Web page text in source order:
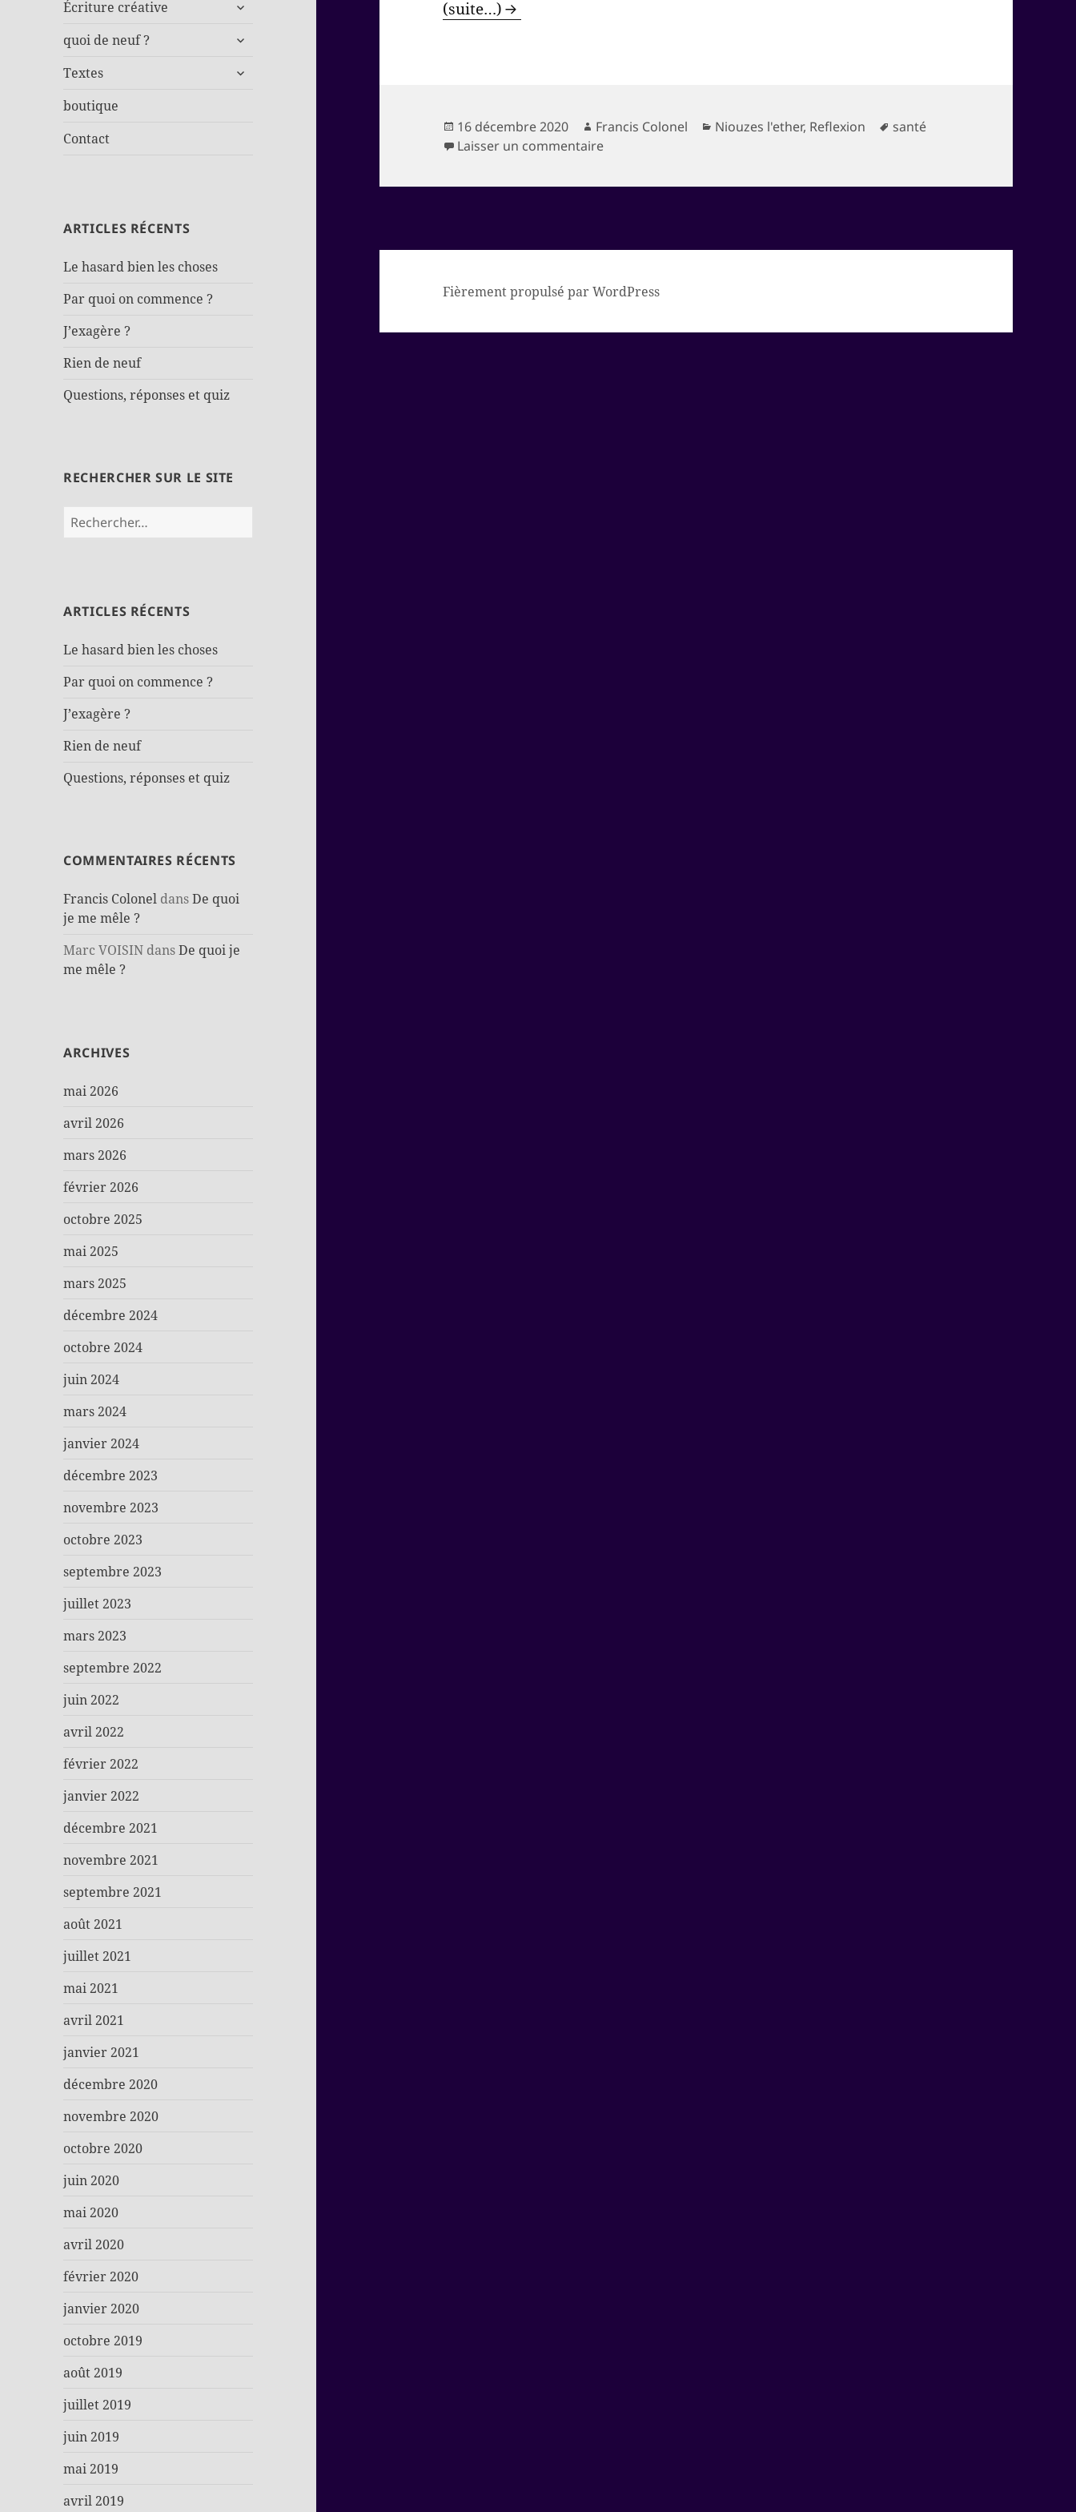
Écriture créative
sous-
quoi de neuf ?
ouvrir
sous-
Textes
ouvrir
boutique
Contact
ARTICLES RÉCENTS
Le hasard bien les choses
Par quoi on commence ?
J’exagère ?
Rien de neuf
Questions, réponses et quiz
RECHERCHER SUR LE SITE
Rechercher :
ARTICLES RÉCENTS
Le hasard bien les choses
Par quoi on commence ?
J’exagère ?
Rien de neuf
Questions, réponses et quiz
COMMENTAIRES RÉCENTS
Francis Colonel dansDe quoi
je me mêle ?
Marc VOISIN dansDe quoi je
me mêle ?
ARCHIVES
mai 2026
avril 2026
mars 2026
février 2026
octobre 2025
mai 2025
mars 2025
décembre 2024
octobre 2024
juin 2024
mars 2024
janvier 2024
décembre 2023
novembre 2023
octobre 2023
septembre 2023
juillet 2023
mars 2023
septembre 2022
juin 2022
avril 2022
février 2022
janvier 2022
décembre 2021
novembre 2021
septembre 2021
août 2021
juillet 2021
mai 2021
avril 2021
janvier 2021
décembre 2020
novembre 2020
octobre 2020
juin 2020
mai 2020
avril 2020
février 2020
janvier 2020
octobre 2019
août 2019
juillet 2019
juin 2019
mai 2019
avril 2019
(suite…)
Publié
le
16 décembre 2020 Auteur
Francis Colonel Catégories
Niouzes l'ether, Reflexion
Mots-
santé
Laisser un commentairesur VACCINOPLOTISME
Fièrement propulsé par WordPress